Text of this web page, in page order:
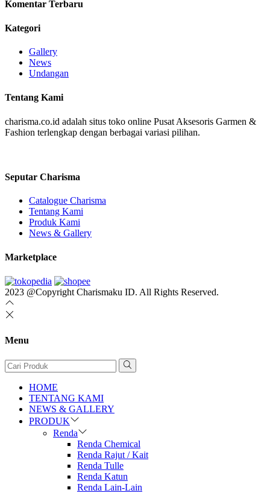
Komentar Terbaru
Kategori
Gallery
News
Undangan
Tentang Kami
charisma.co.id adalah situs toko online Pusat Aksesoris Garmen &
Fashion terlengkap dengan berbagai variasi pilihan.
Seputar Charisma
Catalogue Charisma
Tentang Kami
Produk Kami
News & Gallery
Marketplace
2023 @Copyright Charismaku ID. All Rights Reserved.
Menu
HOME
TENTANG KAMI
NEWS & GALLERY
PRODUK
Renda
Renda Chemical
Renda Rajut / Kait
Renda Tulle
Renda Katun
Renda Lain-Lain